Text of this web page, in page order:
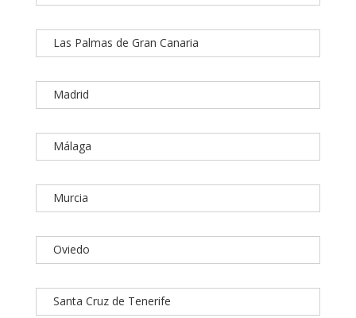
Las Palmas de Gran Canaria
Madrid
Málaga
Murcia
Oviedo
Santa Cruz de Tenerife